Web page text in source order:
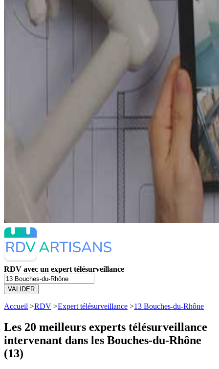
RDV avec un expert télésurveillance
VALIDER
Accueil >RDV >Expert télésurveillance >13 Bouches-du-Rhône
Les 20 meilleurs experts télésurveillance
intervenant dans les Bouches-du-Rhône
(13)